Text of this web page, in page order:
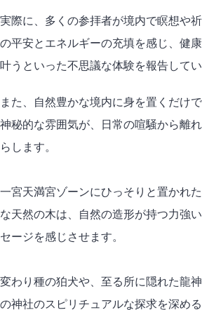
実際に、多くの参拝者が境内で瞑想や
の平安とエネルギーの充填を感じ、健
叶うといった不思議な体験を報告してい
また、自然豊かな境内に身を置くだけ
神秘的な雰囲気が、日常の喧騒から離
らします。
一宮天満宮ゾーンにひっそりと置かれ
な天然の木は、自然の造形が持つ力強
セージを感じさせます。
変わり種の狛犬や、至る所に隠れた龍
の神社のスピリチュアルな探求を深める